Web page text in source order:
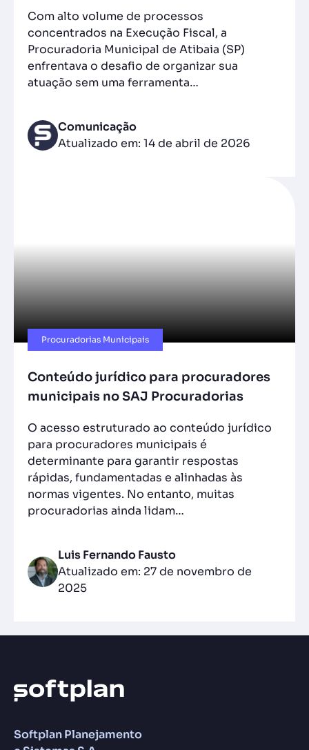
Com alto volume de processos
concentrados na Execução Fiscal, a
Procuradoria Municipal de Atibaia (SP)
enfrentava o desafio de organizar sua
atuação sem uma ferramenta…
Comunicação
Atualizado em: 14 de abril de 2026
Procuradorias Municipais
Conteúdo jurídico para procuradores
municipais no SAJ Procuradorias
O acesso estruturado ao conteúdo jurídico
para procuradores municipais é
determinante para garantir respostas
rápidas, fundamentadas e alinhadas às
normas vigentes. No entanto, muitas
procuradorias ainda lidam…
Luis Fernando Fausto
Atualizado em: 27 de novembro de
2025
Softplan Planejamento